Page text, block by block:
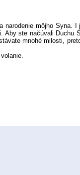
môjho Syna. I
ste načúvali Duchu
mnohé milosti,